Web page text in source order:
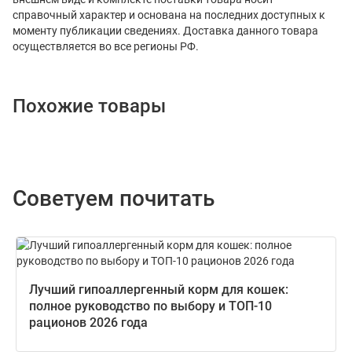
справочный характер и основана на последних доступных к
моменту публикации сведениях. Доставка данного товара
осуществляется во все регионы РФ.
Похожие товары
Советуем почитать
Лучший гипоаллергенный корм для кошек:
полное руководство по выбору и ТОП-10
рационов 2026 года